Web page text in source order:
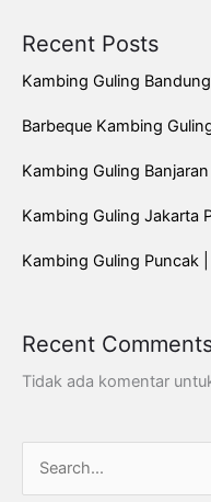
Recent Posts
Kambing Guling
Barbeque Kambing
Kambing Guling
Kambing Guling Jakarta
Kambing Guling Puncak
Recent
Tidak ada komentar